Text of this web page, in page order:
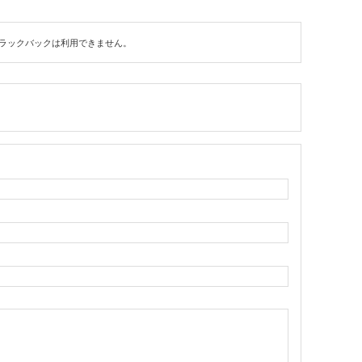
ックバックは利用できません。